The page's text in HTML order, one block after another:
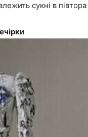
сукні в півтора